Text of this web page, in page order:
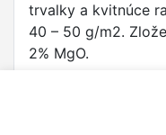
trvalky a kvitnúce
40 – 50 g/m2.
2% MgO.
Výrobca/dovozca